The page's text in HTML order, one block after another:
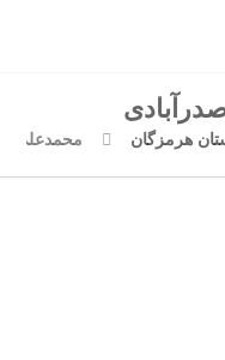
هرمزگان محمدعلی